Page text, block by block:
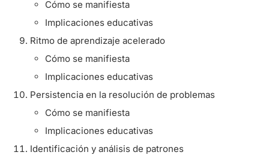
Cómo se manifiesta
Implicaciones educativas
Ritmo de aprendizaje acelerado
Cómo se manifiesta
Implicaciones educativas
Persistencia en la resolución de problemas
Cómo se manifiesta
Implicaciones educativas
Identificación y análisis de patrones